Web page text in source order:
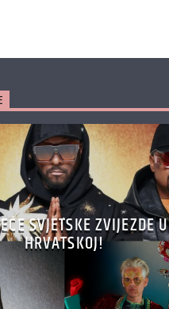
SVJETSKE ZVIJEZDE U
HRVATSKOJ!